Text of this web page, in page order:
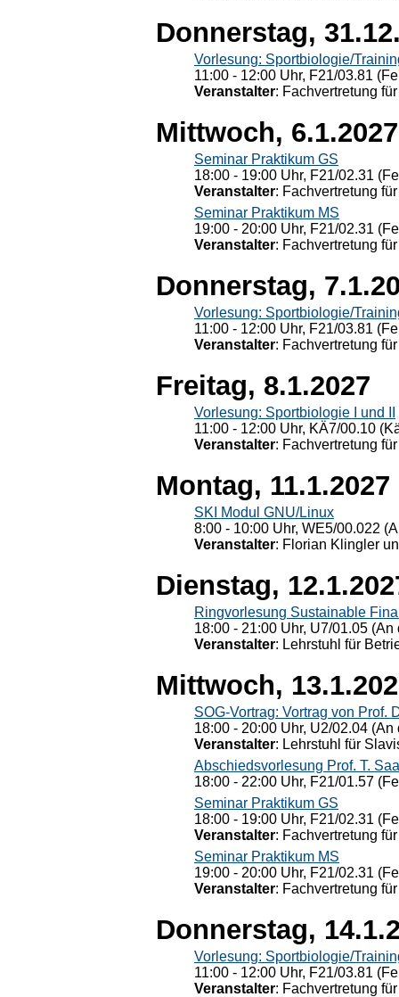
Donnerstag,
Vorlesung: Sportbiologie/
11:00 - 12:00 Uhr, F21/03.81
Veranstalter: Fachvertretung
Mittwoch, 6.1.2027
Seminar Praktikum GS
18:00 - 19:00 Uhr, F21/02.31
Veranstalter: Fachvertretung
Seminar Praktikum MS
19:00 - 20:00 Uhr, F21/02.31
Veranstalter: Fachvertretung
Donnerstag,
Vorlesung: Sportbiologie/
11:00 - 12:00 Uhr, F21/03.81
Veranstalter: Fachvertretung
Freitag, 8.1.2027
Vorlesung: Sportbiologie I und II
11:00 - 12:00 Uhr, KÄ7/00.10
Veranstalter: Fachvertretung
Montag, 11.1.2027
SKI Modul GNU/Linux
8:00 - 10:00 Uhr, WE5/00.022
Veranstalter: Florian Klingler
Dienstag,
Ringvorlesung Sustainable
18:00 - 21:00 Uhr, U7/01.05
Veranstalter: Lehrstuhl für
Mittwoch,
SOG-Vortrag: Vortrag von Prof.
18:00 - 20:00 Uhr, U2/02.04
Veranstalter: Lehrstuhl für
Abschiedsvorlesung Prof. T.
18:00 - 22:00 Uhr, F21/01.57
Seminar Praktikum GS
18:00 - 19:00 Uhr, F21/02.31
Veranstalter: Fachvertretung
Seminar Praktikum MS
19:00 - 20:00 Uhr, F21/02.31
Veranstalter: Fachvertretung
Donnerstag,
Vorlesung: Sportbiologie/
11:00 - 12:00 Uhr, F21/03.81
Veranstalter: Fachvertretung